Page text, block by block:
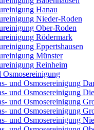
Hanau
Nieder-Roden
Ober-Roden
Rödermark
Eppertshausen
Münster
Reinheim
Osmosereinigung
und Osmosereinigung
und Osmosereinigung
und Osmosereinigung
und Osmosereinigung
und Osmosereinigung